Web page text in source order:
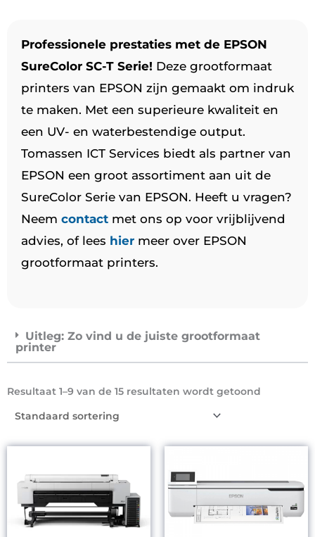
Professionele prestaties met de EPSON
SureColor SC-T Serie! Deze grootformaat
printers van EPSON zijn gemaakt om indruk
te maken. Met een superieure kwaliteit en
een UV- en waterbestendige output.
Tomassen ICT Services biedt als partner van
EPSON een groot assortiment aan uit de
SureColor Serie van EPSON. Heeft u vragen?
Neem contact met ons op voor vrijblijvend
advies, of lees hier meer over EPSON
grootformaat printers.
Uitleg: Zo vind u de juiste grootformaat
printer
Resultaat 1–9 van de 15 resultaten wordt getoond